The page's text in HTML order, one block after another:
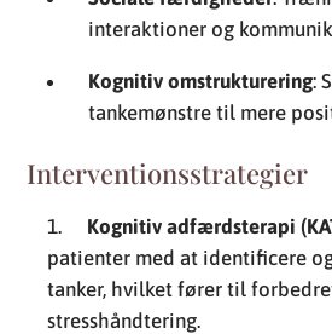
interaktioner og
Kognitiv omstrukturering:
tankemønstre til mere
Interventionsstrategier
Kognitiv adfærdsterapi
patienter med at identificere
tanker, hvilket fører til
stresshåndtering.